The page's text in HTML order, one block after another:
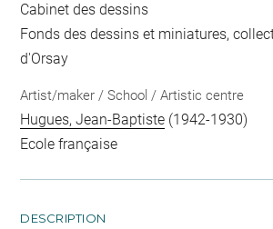
Cabinet des dessins
Fonds des dessins et miniatures,
d'Orsay
Artist/maker / School / Artistic centre
Hugues, Jean-Baptiste (1942-1930)
Ecole française
DESCRIPTION